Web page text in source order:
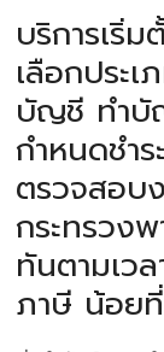
บริการเริ่ม
เลือกประ
บัญชี ทำบั
กำหนดชำ
ตรวจสอบ
กระทรวง
ทันตามเว
ภาษี น้อย